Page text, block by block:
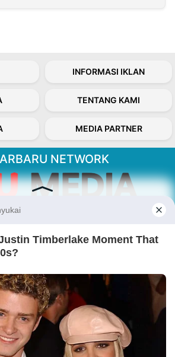
INFORMASI IKLAN
TENTANG KAMI
MEDIA PARTNER
NETWORK
menyajikan berita aktual dan
Follow Kabarbaru